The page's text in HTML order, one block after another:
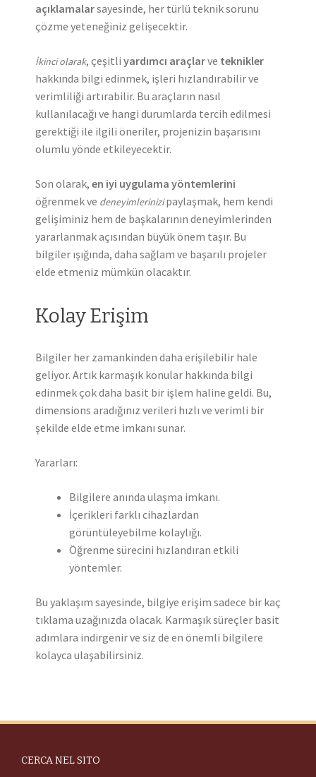
açıklamalarsayesinde, her türlü teknik sorunu
çözme yeteneğiniz gelişecektir.
İkinci olarak, çeşitli yardımcı araçlarve teknikler
hakkında bilgi edinmek, işleri hızlandırabilir ve
verimliliği artırabilir. Bu araçların nasıl
kullanılacağı ve hangi durumlarda tercih edilmesi
gerektiği ile ilgili öneriler, projenizin başarısını
olumlu yönde etkileyecektir.
Son olarak, en iyi uygulama yöntemlerini
öğrenmek ve deneyimlerinizipaylaşmak, hem kendi
gelişiminiz hem de başkalarının deneyimlerinden
yararlanmak açısından büyük önem taşır. Bu
bilgiler ışığında, daha sağlam ve başarılı projeler
elde etmeniz mümkün olacaktır.
Kolay Erişim
Bilgiler her zamankinden daha erişilebilir hale
geliyor. Artık karmaşık konular hakkında bilgi
edinmek çok daha basit bir işlem haline geldi. Bu,
dimensions aradığınız verileri hızlı ve verimli bir
şekilde elde etme imkanı sunar.
Yararları:
Bilgilere anında ulaşma imkanı.
İçerikleri farklı cihazlardan
görüntüleyebilme kolaylığı.
Öğrenme sürecini hızlandıran etkili
yöntemler.
Bu yaklaşım sayesinde, bilgiye erişim sadece bir kaç
tıklama uzağınızda olacak. Karmaşık süreçler basit
adımlara indirgenir ve siz de en önemli bilgilere
kolayca ulaşabilirsiniz.
CERCA NEL SITO